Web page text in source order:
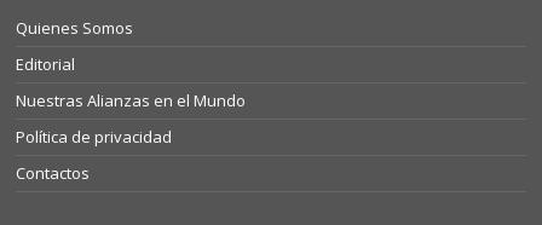
Quienes Somos
Editorial
Nuestras Alianzas en el Mundo
Política de privacidad
Contactos